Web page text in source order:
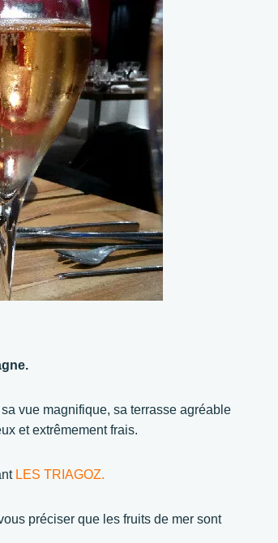
vue magnifique, sa terrasse agréable
et extrêmement frais.
LES TRIAGOZ.
préciser que les fruits de mer sont